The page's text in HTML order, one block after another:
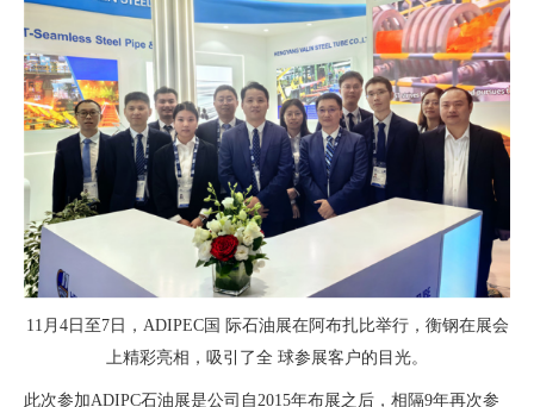
11月4日至7日，ADIPEC国 际石油展在阿布扎比举行，衡钢在展会
上精彩亮相，吸引了全 球参展客户的目光。
此次参加ADIPC石油展是公司自2015年布展之后，相隔9年再次参